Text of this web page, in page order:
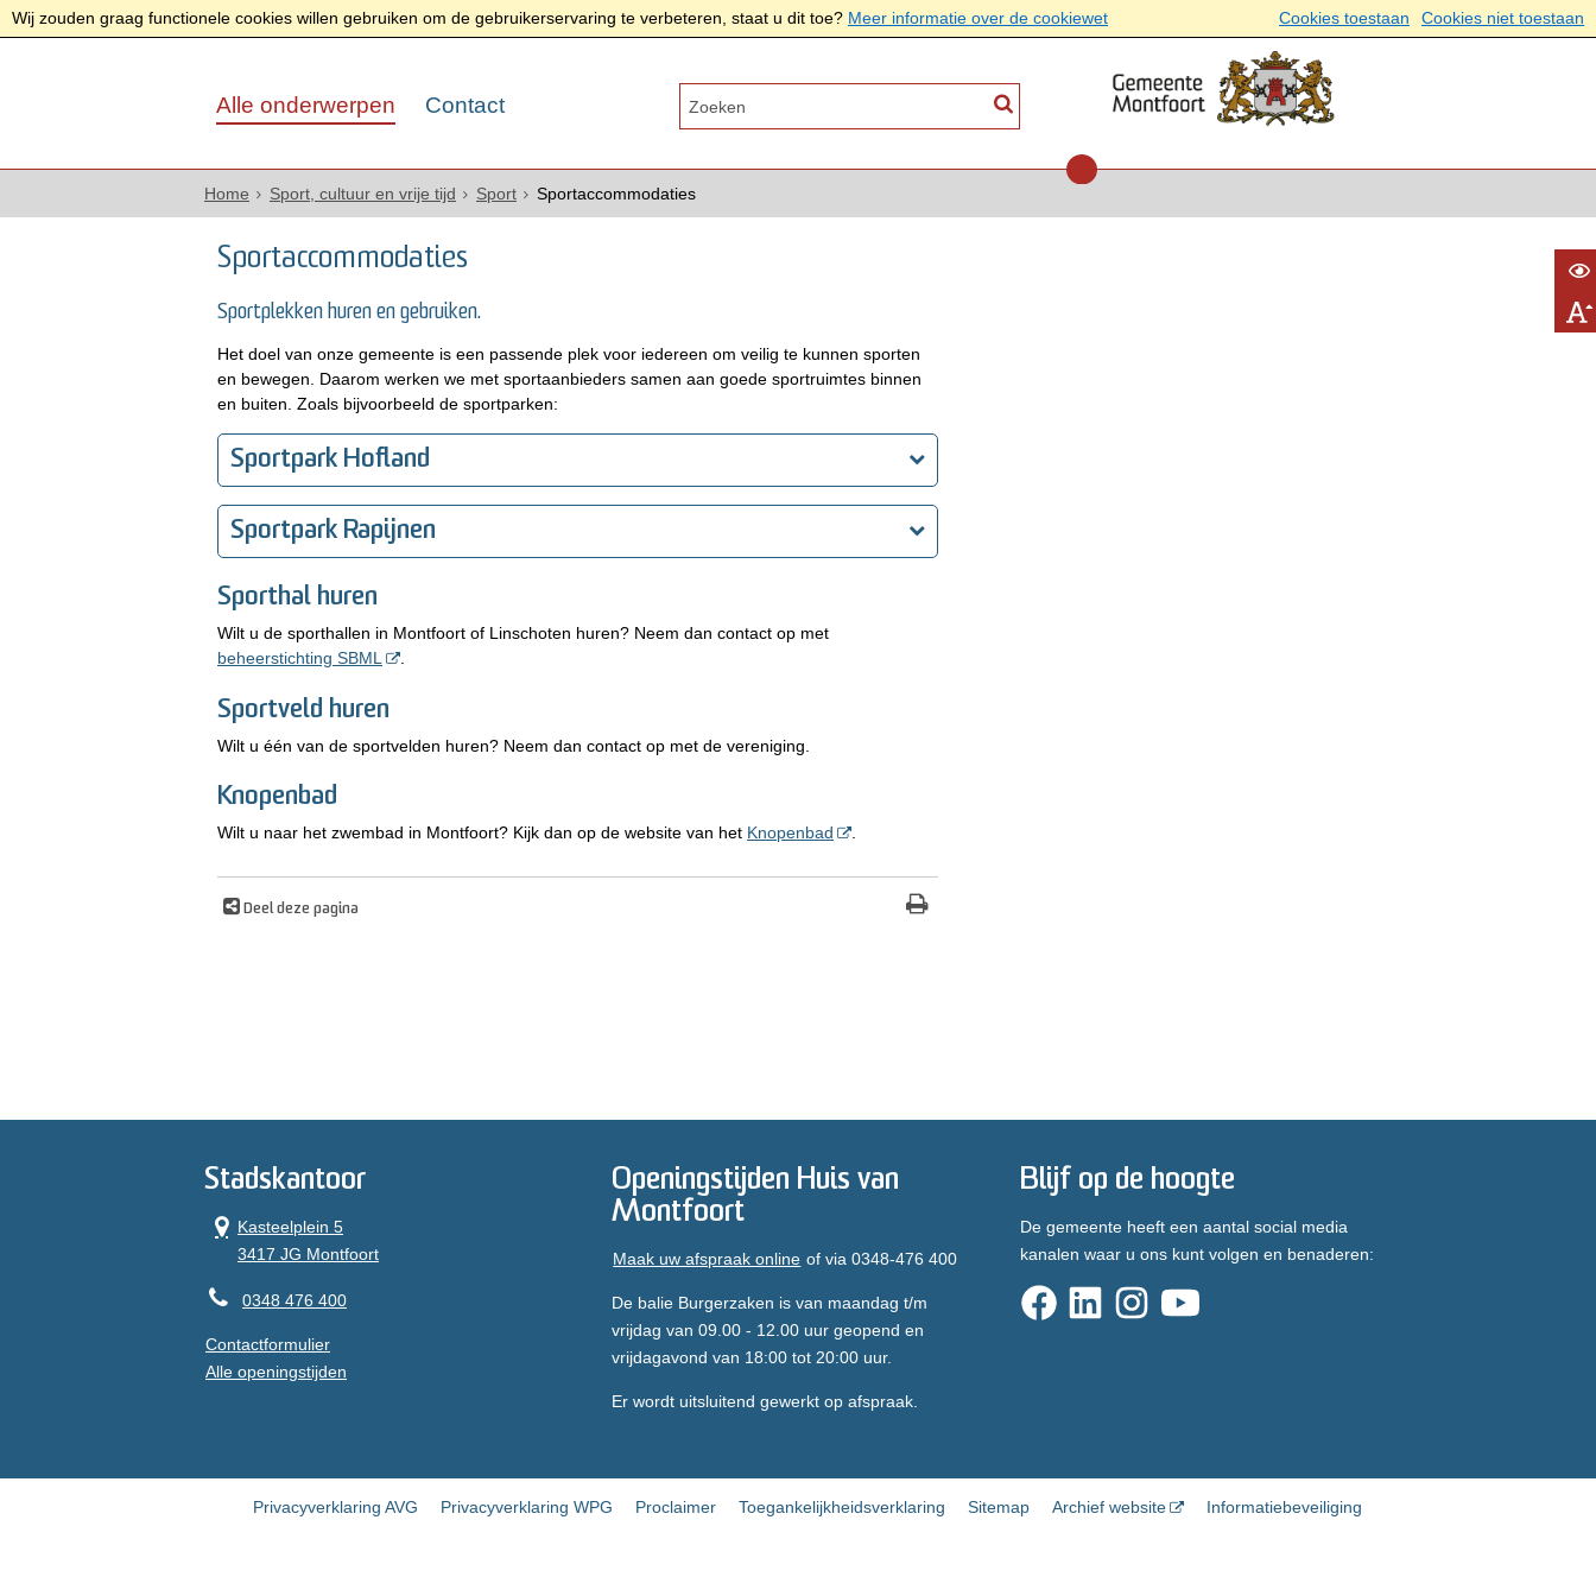
Wij zouden graag functionele cookies willen gebruiken om de gebruikerservaring te verbeteren, staat u dit toe? Meer informatie over de cookiewet Cookies toestaan Cookies niet toestaan
Alle onderwerpen Contact
Home Sport, cultuur en vrije tijd Sport Sportaccommodaties
Sportaccommodaties
Sportplekken huren en gebruiken.
Het doel van onze gemeente is een passende plek voor iedereen om veilig te kunnen sporten
en bewegen. Daarom werken we met sportaanbieders samen aan goede sportruimtes binnen
en buiten. Zoals bijvoorbeeld de sportparken:
Sportpark Hofland
Sportpark Rapijnen
Sporthal huren
Wilt u de sporthallen in Montfoort of Linschoten huren? Neem dan contact op met
beheerstichting SBML
Sportveld huren
Wilt u één van de sportvelden huren? Neem dan contact op met de vereniging.
Knopenbad
Wilt u naar het zwembad in Montfoort? Kijk dan op de website van het Knopenbad
Deel deze pagina
Stadskantoor
Kasteelplein 5
3417 JG Montfoort
0348 476 400
Contactformulier
Alle openingstijden
Openingstijden Huis van
Montfoort
Maak uw afspraak online of via 0348-476 400
De balie Burgerzaken is van maandag t/m
vrijdag van 09.00 - 12.00 uur geopend en
vrijdagavond van 18:00 tot 20:00 uur.
Er wordt uitsluitend gewerkt op afspraak.
Blijf op de hoogte
De gemeente heeft een aantal social media
kanalen waar u ons kunt volgen en benaderen:
Privacyverklaring AVG Privacyverklaring WPG Proclaimer Toegankelijkheidsverklaring Sitemap Archief website Informatiebeveiliging